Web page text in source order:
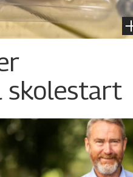
skolestart